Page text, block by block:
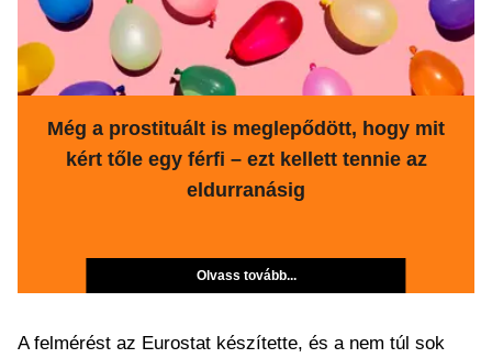
Még a prostituált is meglepődött, hogy mit
kért tőle egy férfi – ezt kellett tennie az
eldurranásig
Olvass tovább...
A felmérést az Eurostat készítette, és a nem túl sok